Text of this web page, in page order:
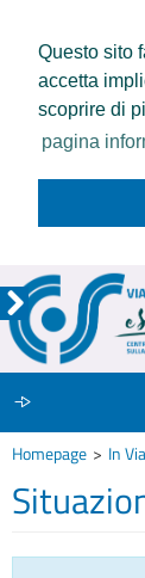
Questo sito
accetta
scoprire di
pagina
IL CCISS
Homepage In